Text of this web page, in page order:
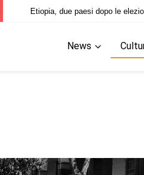
Etiopia, due paesi dopo le
News